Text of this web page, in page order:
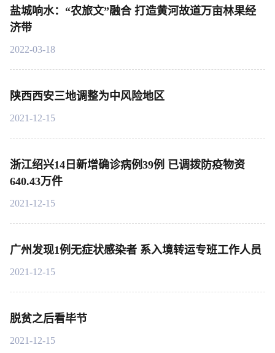
盐城响水：“农旅文”融合 打造黄河故道万亩林果经
济带
2022-03-18
陕西西安三地调整为中风险地区
2021-12-15
浙江绍兴14日新增确诊病例39例 已调拨防疫物资
640.43万件
2021-12-15
广州发现1例无症状感染者 系入境转运专班工作人员
2021-12-15
脱贫之后看毕节
2021-12-15